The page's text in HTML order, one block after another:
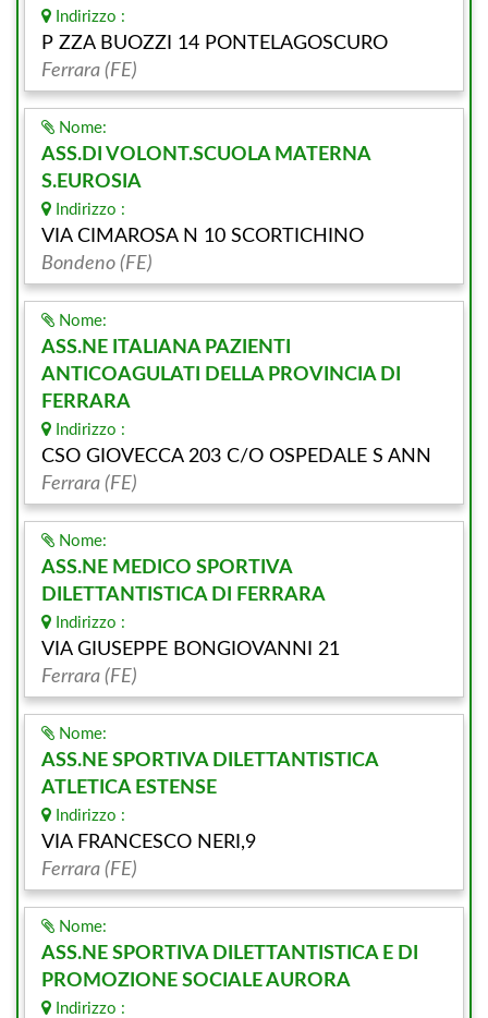
Indirizzo :
P ZZA BUOZZI 14 PONTELAGOSCURO
Ferrara (FE)
Nome:
ASS.DI VOLONT.SCUOLA MATERNA
S.EUROSIA
Indirizzo :
VIA CIMAROSA N 10 SCORTICHINO
Bondeno (FE)
Nome:
ASS.NE ITALIANA PAZIENTI
ANTICOAGULATI DELLA PROVINCIA DI
FERRARA
Indirizzo :
CSO GIOVECCA 203 C/O OSPEDALE S ANN
Ferrara (FE)
Nome:
ASS.NE MEDICO SPORTIVA
DILETTANTISTICA DI FERRARA
Indirizzo :
VIA GIUSEPPE BONGIOVANNI 21
Ferrara (FE)
Nome:
ASS.NE SPORTIVA DILETTANTISTICA
ATLETICA ESTENSE
Indirizzo :
VIA FRANCESCO NERI,9
Ferrara (FE)
Nome:
ASS.NE SPORTIVA DILETTANTISTICA E DI
PROMOZIONE SOCIALE AURORA
Indirizzo :